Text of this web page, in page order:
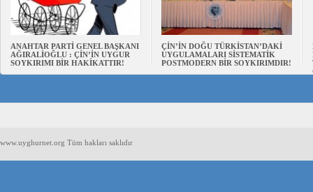
ANAHTAR PARTİ GENEL BAŞKANI
AĞIRALİOĞLU : ÇİN’İN UYGUR
SOYKIRIMI BİR HAKİKATTIR!
ÇİN’İN DOĞU TÜRKİSTAN’DAKİ
UYGULAMALARI SİSTEMATİK
POSTMODERN BİR SOYKIRIMDIR!
www.uyghurnet.org Tüm hakları saklıdır